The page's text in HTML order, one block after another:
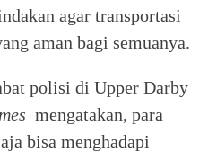
agar transportasi
aman bagi semuanya.
polisi di Upper Darby
mengatakan, para
bisa menghadapi